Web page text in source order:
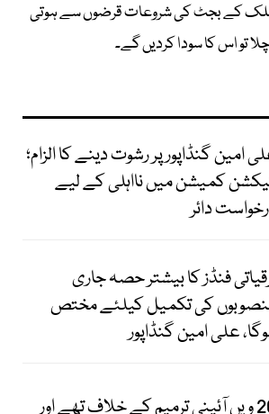
کے بجٹ کی شروعات قرضوں سے ہوتی
تو اس کا سودا کردیں گے۔
امین گنڈاپور پر رشوت دینے کا الزام؛
کمیشن میں نااہلی کے لیے
دائر
فنڈز کا بیشتر حصہ جاری
کی تکمیل کیلئے مختص
علی امین گنڈاپور
26 ویں آئینی ترمیم کے خلاف تھے اور